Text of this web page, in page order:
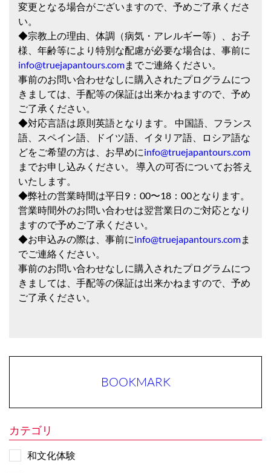
変更となる場合がございますので、予めご了承くださ
い。
◆宗教上の理由、体調（病気・アレルギー等）、お子
様、年齢等により特別な配慮が必要な場合は、事前に
info@truejapantours.comまでご連絡ください。
事前のお問い合わせなしに購入されたプログラムにつ
きましては、手配等の保証は出来かねますので、予め
ご了承ください。
◆対応言語は原則英語となります。 中国語、フランス
語、スペイン語、ドイツ語、イタリア語、ロシア語な
どをご希望の方は、お早めにinfo@truejapantours.com
までお申し込みください。 導入の可否についてお答え
いたします。
◆弊社の営業時間は平日9：00〜18：00となります。
営業時間外のお問い合わせは翌営業日のご対応となり
ますので予めご了承ください。
◆お申込みの際は、事前にinfo@truejapantours.comま
でご連絡ください。
事前のお問い合わせなしに購入されたプログラムにつ
きましては、手配等の保証は出来かねますので、予め
ご了承ください。
BOOKMARK
カテゴリ
和文化体験